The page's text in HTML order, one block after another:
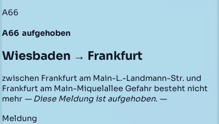
A66
A66 aufgehoben
Wiesbaden → Frankfurt
zwischen Frankfurt am Main-L.-Landmann-Str. und
Frankfurt am Main-Miquelallee Gefahr besteht nicht
mehr — Diese Meldung ist aufgehoben. —
Meldung